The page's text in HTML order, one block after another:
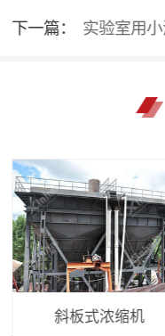
下一篇：
实验室用
斜板式浓缩机